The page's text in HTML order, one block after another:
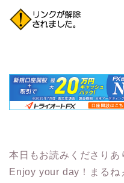
本日もお読みくださりあ
Enjoy your day！まるね